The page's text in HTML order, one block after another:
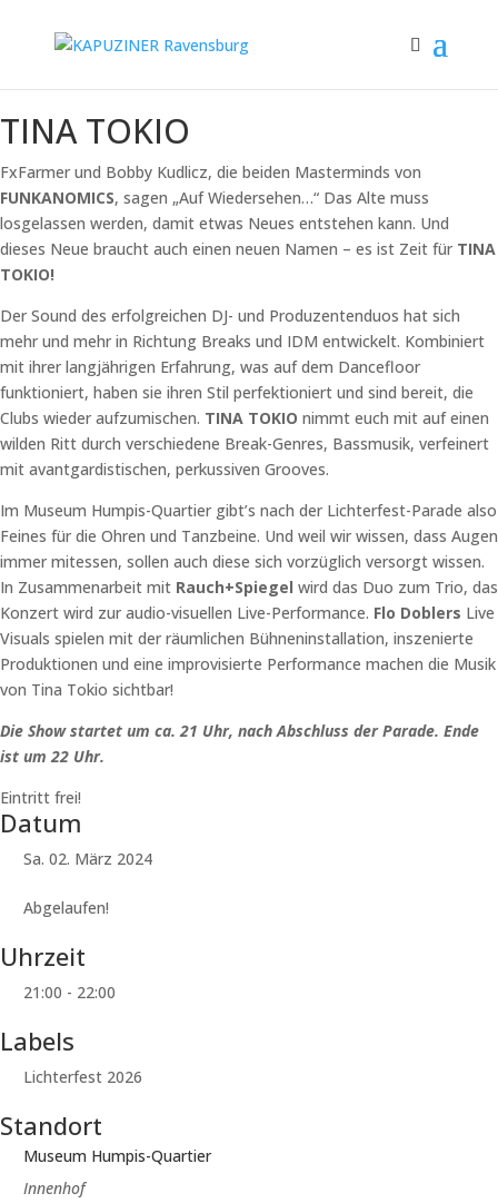
TINA TOKIO
FxFarmer und Bobby Kudlicz, die beiden Masterminds von
FUNKANOMICS, sagen „Auf Wiedersehen…“ Das Alte muss
losgelassen werden, damit etwas Neues entstehen kann. Und
dieses Neue braucht auch einen neuen Namen – es ist Zeit für TINA
TOKIO!
Der Sound des erfolgreichen DJ- und Produzentenduos hat sich
mehr und mehr in Richtung Breaks und IDM entwickelt. Kombiniert
mit ihrer langjährigen Erfahrung, was auf dem Dancefloor
funktioniert, haben sie ihren Stil perfektioniert und sind bereit, die
Clubs wieder aufzumischen. TINA TOKIO nimmt euch mit auf einen
wilden Ritt durch verschiedene Break-Genres, Bassmusik, verfeinert
mit avantgardistischen, perkussiven Grooves.
Im Museum Humpis-Quartier gibt’s nach der Lichterfest-Parade also
Feines für die Ohren und Tanzbeine. Und weil wir wissen, dass Augen
immer mitessen, sollen auch diese sich vorzüglich versorgt wissen.
In Zusammenarbeit mit Rauch+Spiegel wird das Duo zum Trio, das
Konzert wird zur audio-visuellen Live-Performance. Flo Doblers Live
Visuals spielen mit der räumlichen Bühneninstallation, inszenierte
Produktionen und eine improvisierte Performance machen die Musik
von Tina Tokio sichtbar!
Die Show startet um ca. 21 Uhr, nach Abschluss der Parade. Ende
ist um 22 Uhr.
Eintritt frei!
Datum
Sa. 02. März 2024
Abgelaufen!
Uhrzeit
21:00 - 22:00
Labels
Lichterfest 2026
Standort
Museum Humpis-Quartier
Innenhof